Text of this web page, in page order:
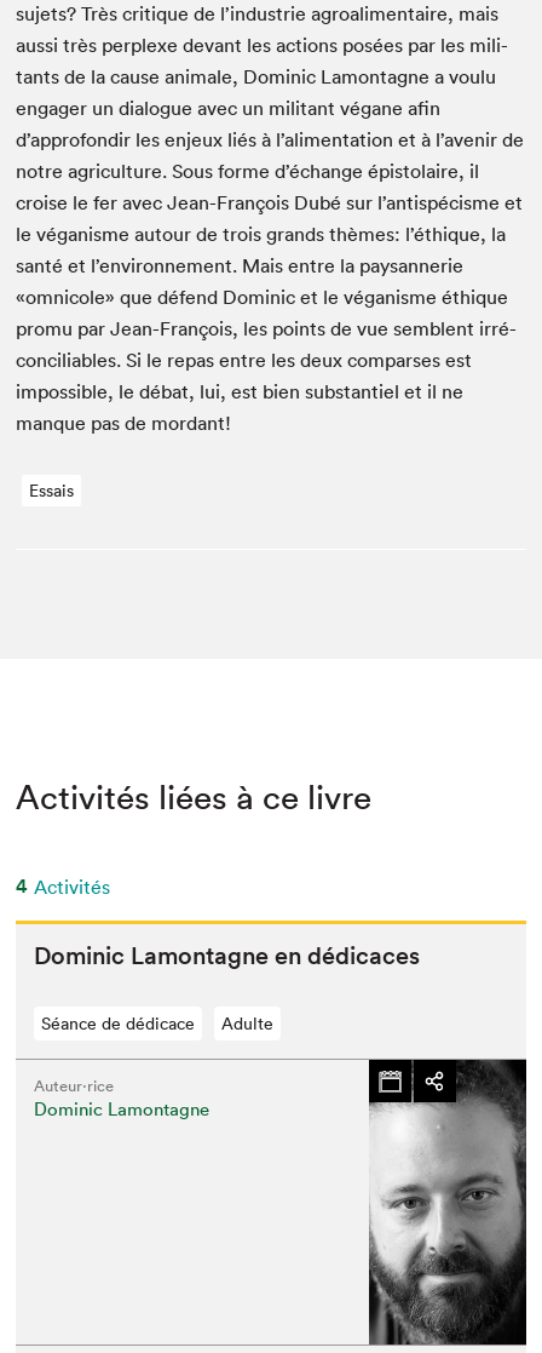
sujets? Très cri­tique de l’industrie agroal­i­men­taire, mais
aus­si très per­plexe devant les actions posées par les mil­i­
tants de la cause ani­male, Dominic Lam­on­tagne a voulu
engager un dia­logue avec un mil­i­tant végane afin
d’approfondir les enjeux liés à l’alimentation et à l’avenir de
notre agri­cul­ture. Sous forme d’échange épis­to­laire, il
croise le fer avec Jean-François Dubé sur l’antispécisme et
le végan­isme autour de trois grands thèmes: l’éthique, la
san­té et l’environnement. Mais entre la paysan­ner­ie
«omni­cole» que défend Dominic et le végan­isme éthique
pro­mu par Jean-François, les points de vue sem­blent irré­
c­on­cil­i­ables. Si le repas entre les deux com­pars­es est
impos­si­ble, le débat, lui, est bien sub­stantiel et il ne
manque pas de mordant!
Essais
Activités liées à ce livre
4 Activités
Dominic Lam­on­tagne en dédicaces
Séance de dédicace Adulte
Auteur·rice
Dominic Lamontagne